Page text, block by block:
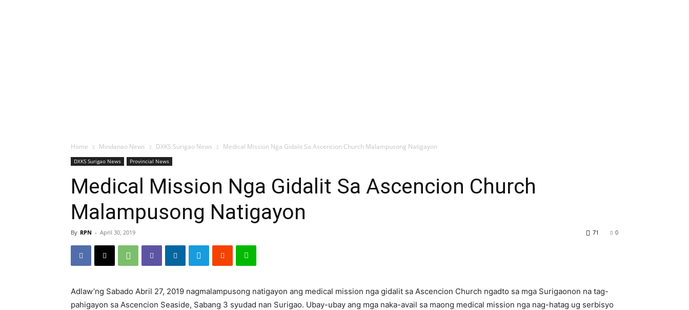
Home Mindanao News DXKS Surigao News Medical Mission Nga Gidalit Sa Ascencion Church Malampusong Natigayon
DXKS Surigao News Provincial News
Medical Mission Nga Gidalit Sa Ascencion Church
Malampusong Natigayon
By RPN - April 30, 2019 0
71
Adlaw’ng Sabado Abril 27, 2019 nagmalampusong natigayon ang medical mission nga gidalit sa Ascencion Church ngadto sa mga Surigaonon na tag-
pahigayon sa Ascencion Seaside, Sabang 3 syudad nan Surigao. Ubay-ubay ang mga naka-avail sa maong medical mission nga nag-hatag ug serbisyo